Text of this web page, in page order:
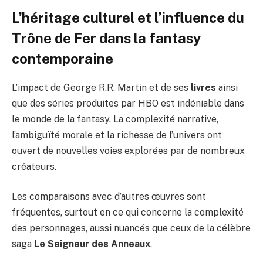
L’héritage culturel et l’influence du
Trône de Fer dans la fantasy
contemporaine
L’impact de George R.R. Martin et de ses livres ainsi
que des séries produites par HBO est indéniable dans
le monde de la fantasy. La complexité narrative,
l’ambiguïté morale et la richesse de l’univers ont
ouvert de nouvelles voies explorées par de nombreux
créateurs.
Les comparaisons avec d’autres œuvres sont
fréquentes, surtout en ce qui concerne la complexité
des personnages, aussi nuancés que ceux de la célèbre
saga Le Seigneur des Anneaux.